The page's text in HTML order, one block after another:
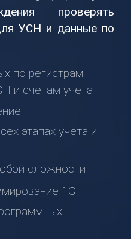
проверять
УСН и данные по
по регистрам
и счетам учета
этапах учета и
сложности
1С